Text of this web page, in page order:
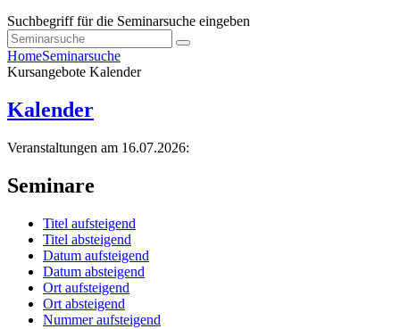
Suchbegriff für die Seminarsuche eingeben
HomeSeminarsuche
Kursangebote Kalender
Kalender
Veranstaltungen am 16.07.2026:
Seminare
Titel aufsteigend
Titel absteigend
Datum aufsteigend
Datum absteigend
Ort aufsteigend
Ort absteigend
Nummer aufsteigend